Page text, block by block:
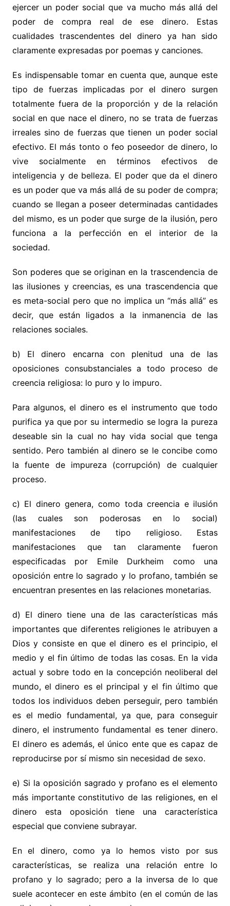
ejercer un poder social que va mucho más allá del
poder de compra real de ese dinero. Estas
cualidades trascendentes del dinero ya han sido
claramente expresadas por poemas y canciones.
Es indispensable tomar en cuenta que, aunque este
tipo de fuerzas implicadas por el dinero surgen
totalmente fuera de la proporción y de la relación
social en que nace el dinero, no se trata de fuerzas
irreales sino de fuerzas que tienen un poder social
efectivo. El más tonto o feo poseedor de dinero, lo
vive socialmente en términos efectivos de
inteligencia y de belleza. El poder que da el dinero
es un poder que va más allá de su poder de compra;
cuando se llegan a poseer determinadas cantidades
del mismo, es un poder que surge de la ilusión, pero
funciona a la perfección en el interior de la
sociedad.
Son poderes que se originan en la trascendencia de
las ilusiones y creencias, es una trascendencia que
es meta-social pero que no implica un “más allá” es
decir, que están ligados a la inmanencia de las
relaciones sociales.
b) El dinero encarna con plenitud una de las
oposiciones consubstanciales a todo proceso de
creencia religiosa: lo puro y lo impuro.
Para algunos, el dinero es el instrumento que todo
purifica ya que por su intermedio se logra la pureza
deseable sin la cual no hay vida social que tenga
sentido. Pero también al dinero se le concibe como
la fuente de impureza (corrupción) de cualquier
proceso.
c) El dinero genera, como toda creencia e ilusión
(las cuales son poderosas en lo social)
manifestaciones de tipo religioso. Estas
manifestaciones que tan claramente fueron
especificadas por Emile Durkheim como una
oposición entre lo sagrado y lo profano, también se
encuentran presentes en las relaciones monetarias.
d) El dinero tiene una de las características más
importantes que diferentes religiones le atribuyen a
Dios y consiste en que el dinero es el principio, el
medio y el fin último de todas las cosas. En la vida
actual y sobre todo en la concepción neoliberal del
mundo, el dinero es el principal y el fin último que
todos los individuos deben perseguir, pero también
es el medio fundamental, ya que, para conseguir
dinero, el instrumento fundamental es tener dinero.
El dinero es además, el único ente que es capaz de
reproducirse por sí mismo sin necesidad de sexo.
e) Si la oposición sagrado y profano es el elemento
más importante constitutivo de las religiones, en el
dinero esta oposición tiene una característica
especial que conviene subrayar.
En el dinero, como ya lo hemos visto por sus
características, se realiza una relación entre lo
profano y lo sagrado; pero a la inversa de lo que
suele acontecer en este ámbito (en el común de las